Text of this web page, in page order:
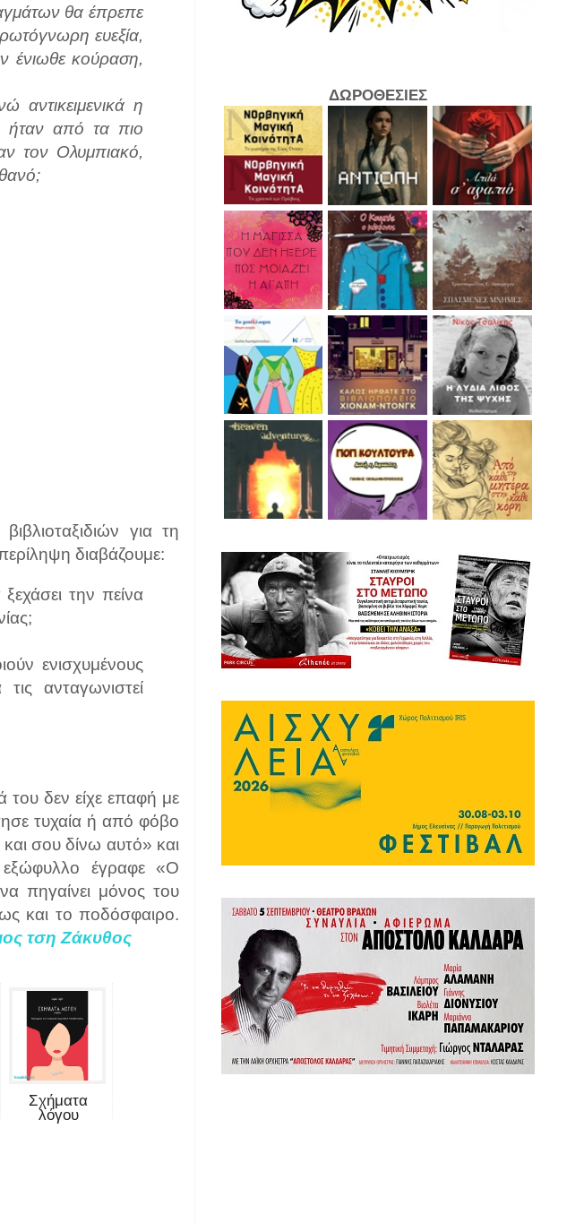
θα έπρεπε
ευεξία,
ένιωθε κούραση,
αντικειμενικά η
ήταν από τα πιο
τον Ολυμπιακό,
για τη
διαβάζουμε:
την πείνα
ενισχυμένους
ανταγωνιστεί
του δεν είχε επαφή με
τυχαία ή από φόβο
σου δίνω αυτό» και
έγραφε «Ο
πηγαίνει μόνος του
και το ποδόσφαιρο.
τση Ζάκυθος
Σχήματα
λόγου
ΔΩΡΟΘΕΣΙΕΣ